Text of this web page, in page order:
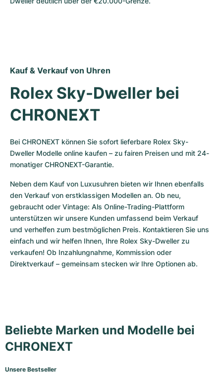
Kauf & Verkauf von Uhren
Rolex Sky-Dweller bei
CHRONEXT
Bei CHRONEXT können Sie sofort lieferbare Rolex Sky-
Dweller Modelle online kaufen – zu fairen Preisen und mit 24-
monatiger CHRONEXT-Garantie.
Neben dem Kauf von Luxusuhren bieten wir Ihnen ebenfalls
den Verkauf von erstklassigen Modellen an. Ob neu,
gebraucht oder Vintage: Als Online-Trading-Plattform
unterstützen wir unsere Kunden umfassend beim Verkauf
und verhelfen zum bestmöglichen Preis. Kontaktieren Sie uns
einfach und wir helfen Ihnen, Ihre Rolex Sky-Dweller zu
verkaufen! Ob Inzahlungnahme, Kommission oder
Direktverkauf – gemeinsam stecken wir Ihre Optionen ab.
Beliebte Marken und Modelle bei
CHRONEXT
Unsere Bestseller